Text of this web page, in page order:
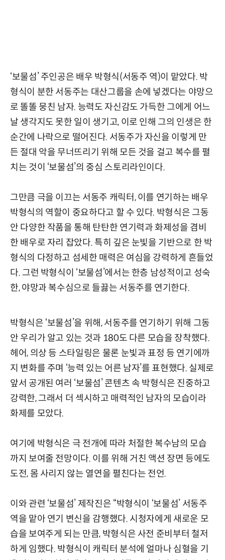
‘보물섬’ 주인공은 배우 박형식(서동주 역)이 맡았다. 박
형식이 분한 서동주는 대산그룹을 손에 넣겠다는 야망으
로 똘똘 뭉친 남자. 능력도 자신감도 가득한 그에게 어느
날 생각지도 못한 일이 생기고, 이로 인해 그의 인생은 한
순간에 나락으로 떨어진다. 서동주가 자신을 이렇게 만
든 절대 악을 무너뜨리기 위해 모든 것을 걸고 복수를 펼
치는 것이 ‘보물섬’의 중심 스토리라인이다.
그만큼 극을 이끄는 서동주 캐릭터, 이를 연기하는 배우
박형식의 역할이 중요하다고 할 수 있다. 박형식은 그동
안 다양한 작품을 통해 탄탄한 연기력과 화제성을 겸비
한 배우로 자리 잡았다. 특히 깊은 눈빛을 기반으로 한 박
형식의 다정하고 섬세한 매력은 여심을 강력하게 흔들었
다. 그런 박형식이 ‘보물섬’에서는 한층 남성적이고 성숙
한, 야망과 복수심으로 들끓는 서동주를 연기한다.
박형식은 ‘보물섬’을 위해, 서동주를 연기하기 위해 그동
안 우리가 알고 있는 것과 180도 다른 모습을 장착했다.
헤어, 의상 등 스타일링은 물론 눈빛과 표정 등 연기에까
지 변화를 주며 ‘능력 있는 어른 남자’를 표현했다. 실제로
앞서 공개된 여러 ‘보물섬’ 콘텐츠 속 박형식은 진중하고
강력한, 그래서 더 섹시하고 매력적인 남자의 모습이라
화제를 모았다.
여기에 박형식은 극 전개에 따라 처절한 복수남의 모습
까지 보여줄 전망이다. 이를 위해 거친 액션 장면 등에도
도전, 몸 사리지 않는 열연을 펼친다는 전언.
이와 관련 ‘보물섬’ 제작진은 “박형식이 ‘보물섬’ 서동주
역을 맡아 연기 변신을 감행했다. 시청자에게 새로운 모
습을 보여주게 되는 만큼, 박형식은 사전 준비부터 철저
하게 임했다. 박형식이 캐릭터 분석에 얼마나 심혈을 기